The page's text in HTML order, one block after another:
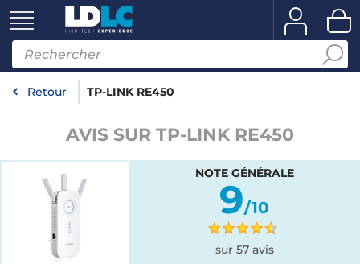
Retour TP-LINK RE450
AVIS SUR TP-LINK RE450
NOTE GÉNÉRALE
9/10
sur 57 avis